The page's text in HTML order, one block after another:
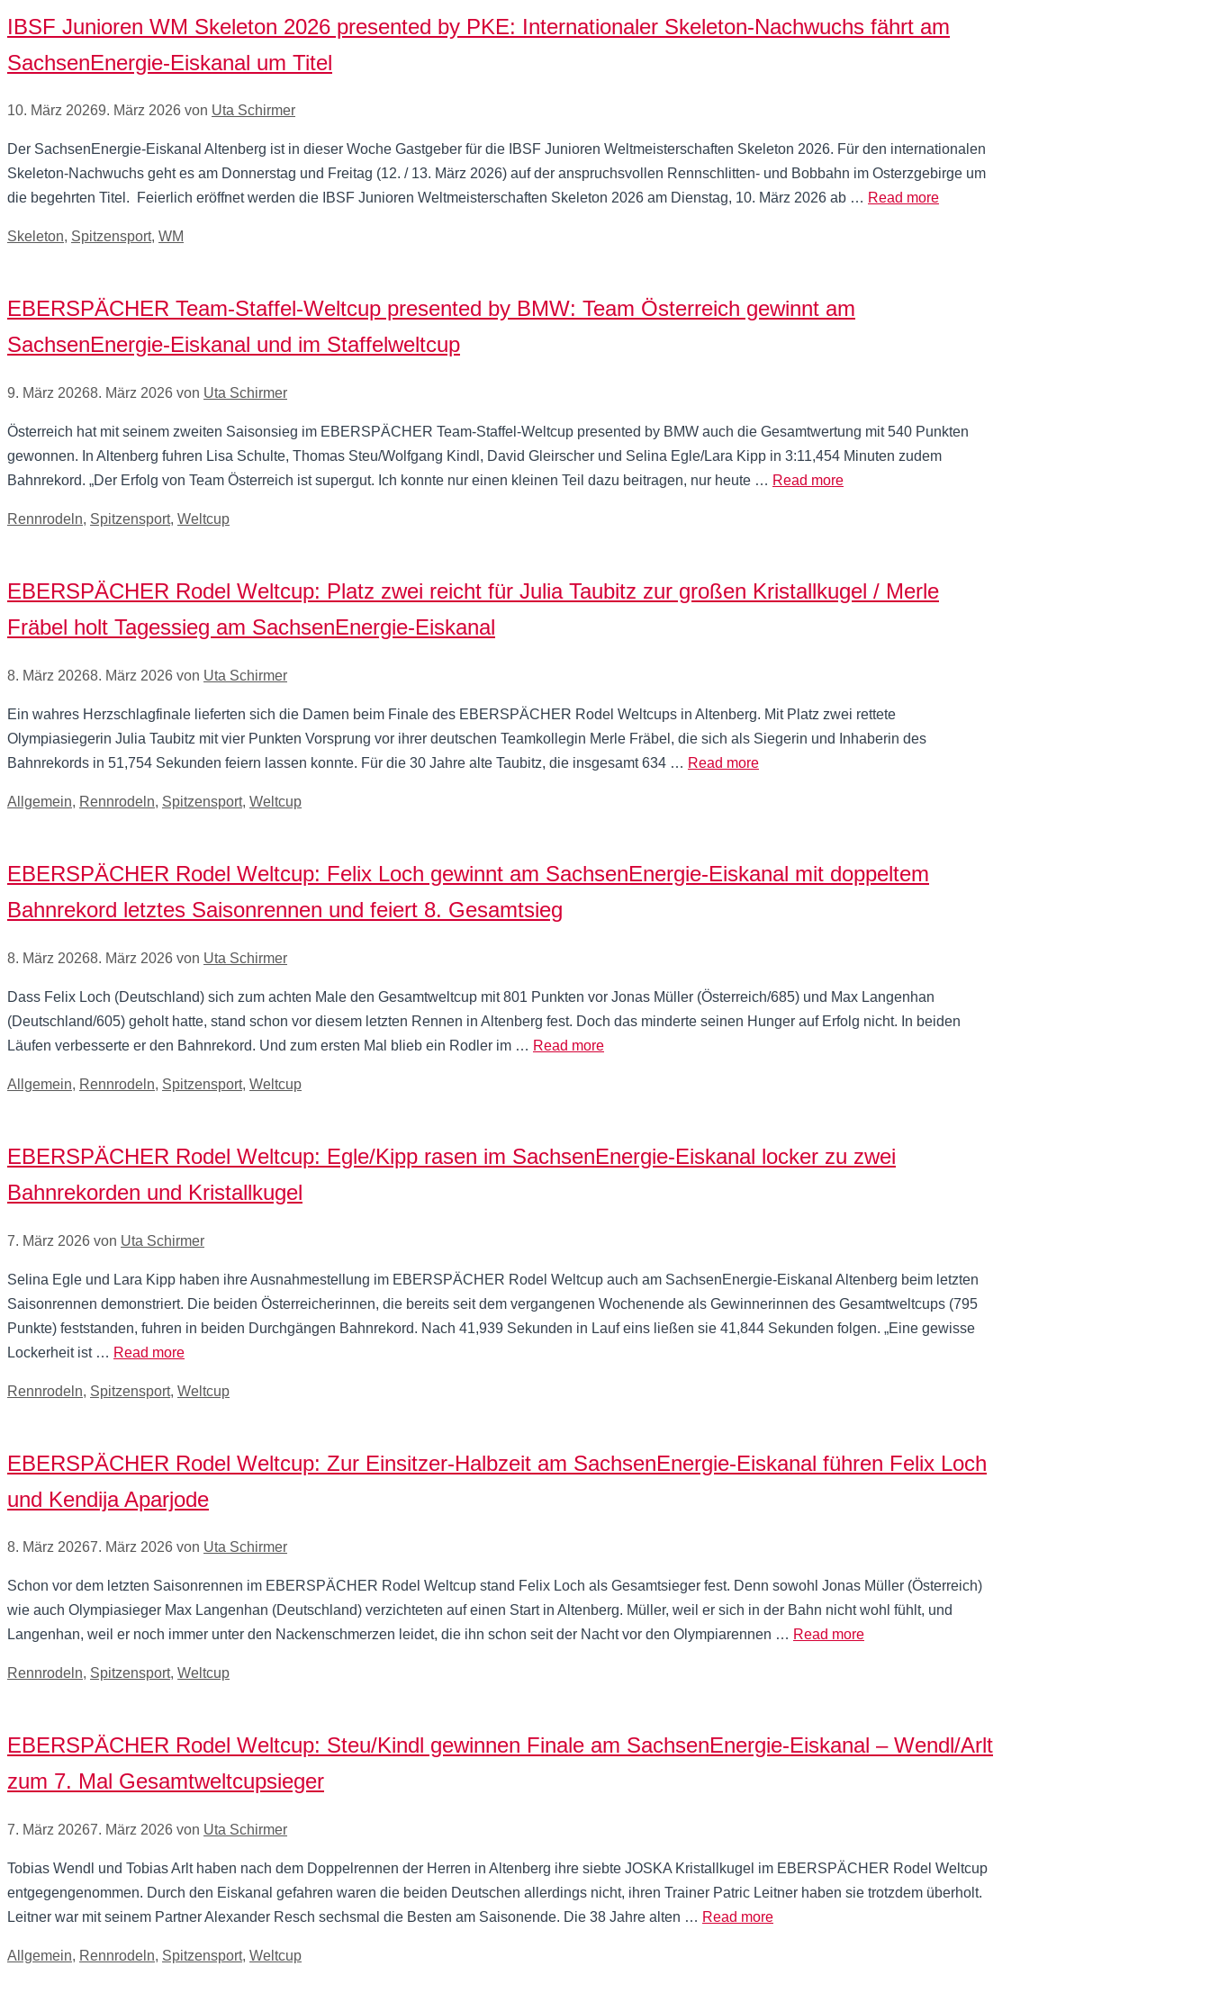
IBSF Junioren WM Skeleton 2026 presented by PKE: Internationaler Skeleton-Nachwuchs fährt am
SachsenEnergie-Eiskanal um Titel
10. März 20269. März 2026 von Uta Schirmer
Der SachsenEnergie-Eiskanal Altenberg ist in dieser Woche Gastgeber für die IBSF Junioren Weltmeisterschaften Skeleton 2026. Für den internationalen
Skeleton-Nachwuchs geht es am Donnerstag und Freitag (12. / 13. März 2026) auf der anspruchsvollen Rennschlitten- und Bobbahn im Osterzgebirge um
die begehrten Titel. Feierlich eröffnet werden die IBSF Junioren Weltmeisterschaften Skeleton 2026 am Dienstag, 10. März 2026 ab … Read more
Kategorien
Skeleton, Spitzensport, WM
EBERSPÄCHER Team-Staffel-Weltcup presented by BMW: Team Österreich gewinnt am
SachsenEnergie-Eiskanal und im Staffelweltcup
9. März 20268. März 2026 von Uta Schirmer
Österreich hat mit seinem zweiten Saisonsieg im EBERSPÄCHER Team-Staffel-Weltcup presented by BMW auch die Gesamtwertung mit 540 Punkten
gewonnen. In Altenberg fuhren Lisa Schulte, Thomas Steu/Wolfgang Kindl, David Gleirscher und Selina Egle/Lara Kipp in 3:11,454 Minuten zudem
Bahnrekord. „Der Erfolg von Team Österreich ist supergut. Ich konnte nur einen kleinen Teil dazu beitragen, nur heute … Read more
Kategorien
Rennrodeln, Spitzensport, Weltcup
EBERSPÄCHER Rodel Weltcup: Platz zwei reicht für Julia Taubitz zur großen Kristallkugel / Merle
Fräbel holt Tagessieg am SachsenEnergie-Eiskanal
8. März 20268. März 2026 von Uta Schirmer
Ein wahres Herzschlagfinale lieferten sich die Damen beim Finale des EBERSPÄCHER Rodel Weltcups in Altenberg. Mit Platz zwei rettete
Olympiasiegerin Julia Taubitz mit vier Punkten Vorsprung vor ihrer deutschen Teamkollegin Merle Fräbel, die sich als Siegerin und Inhaberin des
Bahnrekords in 51,754 Sekunden feiern lassen konnte. Für die 30 Jahre alte Taubitz, die insgesamt 634 … Read more
Kategorien
Allgemein, Rennrodeln, Spitzensport, Weltcup
EBERSPÄCHER Rodel Weltcup: Felix Loch gewinnt am SachsenEnergie-Eiskanal mit doppeltem
Bahnrekord letztes Saisonrennen und feiert 8. Gesamtsieg
8. März 20268. März 2026 von Uta Schirmer
Dass Felix Loch (Deutschland) sich zum achten Male den Gesamtweltcup mit 801 Punkten vor Jonas Müller (Österreich/685) und Max Langenhan
(Deutschland/605) geholt hatte, stand schon vor diesem letzten Rennen in Altenberg fest. Doch das minderte seinen Hunger auf Erfolg nicht. In beiden
Läufen verbesserte er den Bahnrekord. Und zum ersten Mal blieb ein Rodler im … Read more
Kategorien
Allgemein, Rennrodeln, Spitzensport, Weltcup
EBERSPÄCHER Rodel Weltcup: Egle/Kipp rasen im SachsenEnergie-Eiskanal locker zu zwei
Bahnrekorden und Kristallkugel
7. März 2026 von Uta Schirmer
Selina Egle und Lara Kipp haben ihre Ausnahmestellung im EBERSPÄCHER Rodel Weltcup auch am SachsenEnergie-Eiskanal Altenberg beim letzten
Saisonrennen demonstriert. Die beiden Österreicherinnen, die bereits seit dem vergangenen Wochenende als Gewinnerinnen des Gesamtweltcups (795
Punkte) feststanden, fuhren in beiden Durchgängen Bahnrekord. Nach 41,939 Sekunden in Lauf eins ließen sie 41,844 Sekunden folgen. „Eine gewisse
Lockerheit ist … Read more
Kategorien
Rennrodeln, Spitzensport, Weltcup
EBERSPÄCHER Rodel Weltcup: Zur Einsitzer-Halbzeit am SachsenEnergie-Eiskanal führen Felix Loch
und Kendija Aparjode
8. März 20267. März 2026 von Uta Schirmer
Schon vor dem letzten Saisonrennen im EBERSPÄCHER Rodel Weltcup stand Felix Loch als Gesamtsieger fest. Denn sowohl Jonas Müller (Österreich)
wie auch Olympiasieger Max Langenhan (Deutschland) verzichteten auf einen Start in Altenberg. Müller, weil er sich in der Bahn nicht wohl fühlt, und
Langenhan, weil er noch immer unter den Nackenschmerzen leidet, die ihn schon seit der Nacht vor den Olympiarennen … Read more
Kategorien
Rennrodeln, Spitzensport, Weltcup
EBERSPÄCHER Rodel Weltcup: Steu/Kindl gewinnen Finale am SachsenEnergie-Eiskanal – Wendl/Arlt
zum 7. Mal Gesamtweltcupsieger
7. März 20267. März 2026 von Uta Schirmer
Tobias Wendl und Tobias Arlt haben nach dem Doppelrennen der Herren in Altenberg ihre siebte JOSKA Kristallkugel im EBERSPÄCHER Rodel Weltcup
entgegengenommen. Durch den Eiskanal gefahren waren die beiden Deutschen allerdings nicht, ihren Trainer Patric Leitner haben sie trotzdem überholt.
Leitner war mit seinem Partner Alexander Resch sechsmal die Besten am Saisonende. Die 38 Jahre alten … Read more
Kategorien
Allgemein, Rennrodeln, Spitzensport, Weltcup